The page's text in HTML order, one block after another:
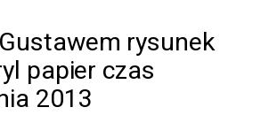
rysunek
papier czas
2013